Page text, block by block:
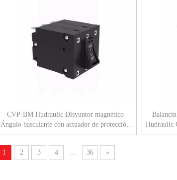
CVP-BM Hudraulic Disyuntor magnético
Ángulo basculante con actuador de protección
con lengüeta (QC250) 3P
Hudraulic
1 2 3 4 ... 36 »